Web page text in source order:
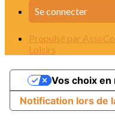
Se connecter
Propulsé par
Loisirs
Notification lors de
Vos choix